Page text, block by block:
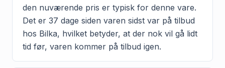
den nuværende pris er typisk for denne vare.
Det er 37 dage siden varen sidst var på tilbud
hos Bilka, hvilket betyder, at der nok vil gå lidt
tid før, varen kommer på tilbud igen.